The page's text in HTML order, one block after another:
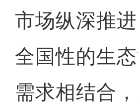
市场纵深推
全国性的生
需求相结合